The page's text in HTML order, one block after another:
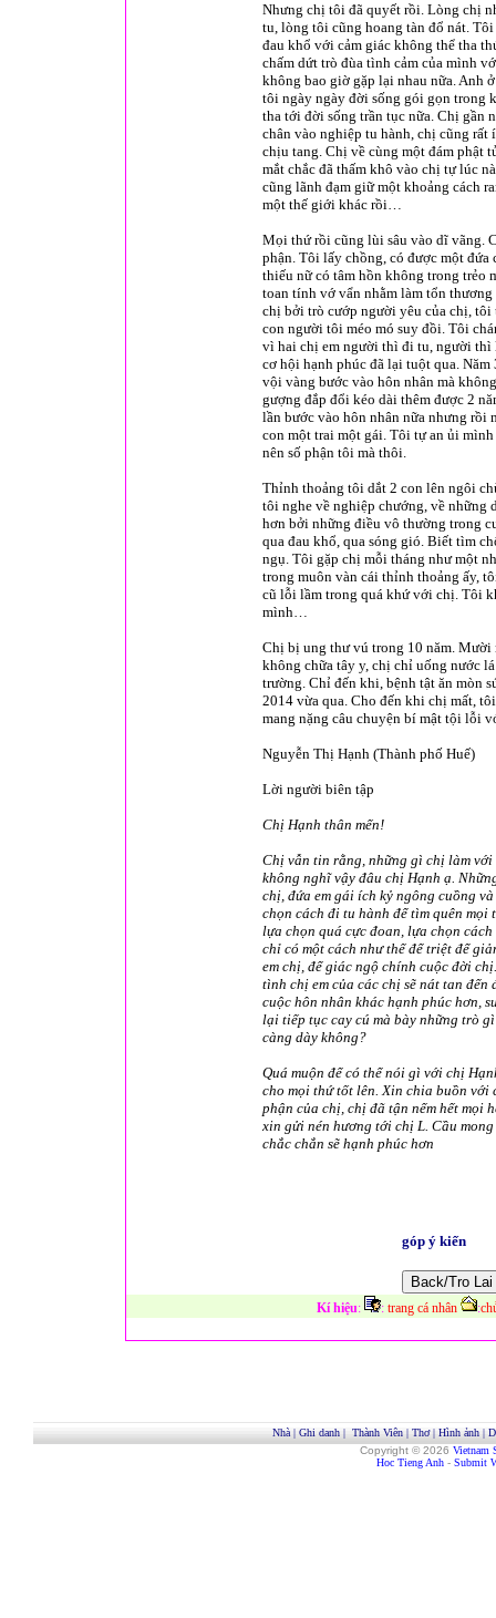
Nhưng chị tôi đã quyết rồi. Lòng chị
tu, lòng tôi cũng hoang tàn đổ nát.
đau khổ với cảm giác không thể tha
chấm dứt trò đùa tình cảm của mình
không bao giờ gặp lại nhau nữa. Anh
tôi ngày ngày đời sống gói gọn trong
tha tới đời sống trần tục nữa. Chị gần
chân vào nghiệp tu hành, chị cũng
chịu tang. Chị về cùng một đám phật
mắt chắc đã thấm khô vào chị tự lúc
cũng lãnh đạm giữ một khoảng cách
một thế giới khác rồi…
Mọi thứ rồi cũng lùi sâu vào dĩ vãng.
phận. Tôi lấy chồng, có được một
thiếu nữ có tâm hồn không trong trẻo
toan tính vớ vẩn nhằm làm tổn
chị bởi trò cướp người yêu của chị, tôi
con người tôi méo mó suy đồi. Tôi
vì hai chị em người thì đi tu, người
cơ hội hạnh phúc đã lại tuột qua.
vội vàng bước vào hôn nhân mà
gượng đắp đổi kéo dài thêm được 2
lần bước vào hôn nhân nữa nhưng rồi
con một trai một gái. Tôi tự an ủi
nên số phận tôi mà thôi.
Thỉnh thoảng tôi dắt 2 con lên ngôi
tôi nghe về nghiệp chướng, về những
hơn bởi những điều vô thường trong
qua đau khổ, qua sóng gió. Biết tìm
ngụ. Tôi gặp chị mỗi tháng như một
trong muôn vàn cái thỉnh thoảng ấy,
cũ lỗi lầm trong quá khứ với chị. Tôi
mình…
Chị bị ung thư vú trong 10 năm. Mười
không chữa tây y, chị chỉ uống nước
trường. Chỉ đến khi, bệnh tật ăn mòn
2014 vừa qua. Cho đến khi chị mất,
mang nặng câu chuyện bí mật tội lỗi
Nguyễn Thị Hạnh (Thành phố Huế)
Lời người biên tập
Chị Hạnh thân mến!
Chị vẫn tin rằng, những gì chị làm
không nghĩ vậy đâu chị Hạnh ạ.
chị, đứa em gái ích kỷ ngông cuồng
chọn cách đi tu hành để tìm quên
lựa chọn quá cực đoan, lựa chọn
chỉ có một cách như thế để triệt để
em chị, để giác ngộ chính cuộc đời
tình chị em của các chị sẽ nát tan
cuộc hôn nhân khác hạnh phúc hơn,
lại tiếp tục cay cú mà bày những trò
càng dày không?
Quá muộn để có thể nói gì với chị
cho mọi thứ tốt lên. Xin chia buồn với
phận của chị, chị đã tận nếm hết mọi
xin gửi nén hương tới chị L. Cầu
chắc chắn sẽ hạnh phúc hơn
góp ý kiến
Kí hiệu: : trang cá nhân :
Nhà| Ghi danh| Thành Viên| Thơ| Hình ảnh|
Copyright © 2026 Vietnam
Hoc Tieng Anh - Submit